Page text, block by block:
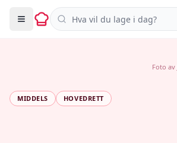
Søk i oppskrifter
MIDDELS HOVEDRETT
Foto av